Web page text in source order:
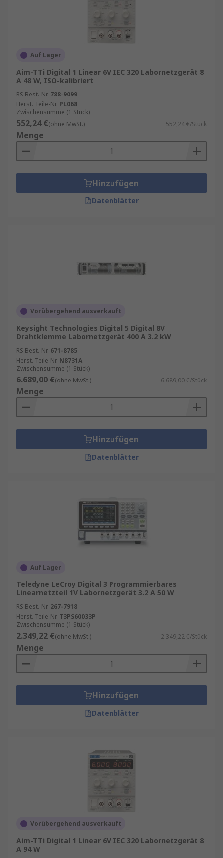
Auf Lager
Aim-TTi Digital 1 Linear 6V IEC 320 Labornetzgerät 8
A 48 W, ISO-kalibriert
RS Best.-Nr. 788-9099
Herst. Teile-Nr. PL068
Zwischensumme (1 Stück)
552,24 €(ohne MwSt.) 552,24 €/Stück
Menge
Hinzufügen
Datenblätter
Vorübergehend ausverkauft
Keysight Technologies Digital 5 Digital 8V
Drahtklemme Labornetzgerät 400 A 3.2 kW
RS Best.-Nr. 671-8785
Herst. Teile-Nr. N8731A
Zwischensumme (1 Stück)
6.689,00 €(ohne MwSt.) 6.689,00 €/Stück
Menge
Hinzufügen
Datenblätter
Auf Lager
Teledyne LeCroy Digital 3 Programmierbares
Linearnetzteil 1V Labornetzgerät 3.2 A 50 W
RS Best.-Nr. 267-7918
Herst. Teile-Nr. T3PS60033P
Zwischensumme (1 Stück)
2.349,22 €(ohne MwSt.) 2.349,22 €/Stück
Menge
Hinzufügen
Datenblätter
Vorübergehend ausverkauft
Aim-TTi Digital 1 Linear 6V IEC 320 Labornetzgerät 8
A 94 W